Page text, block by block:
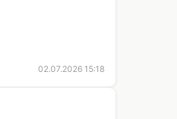
02.07.2026 15:18